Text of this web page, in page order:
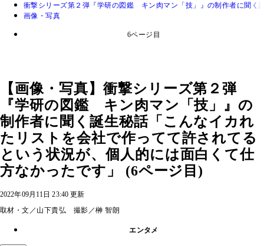
衝撃シリーズ第２弾『学研の図鑑 キン肉マン「技」』の制作者に聞く
画像・写真
6ページ目
【画像・写真】衝撃シリーズ第２弾
『学研の図鑑 キン肉マン「技」』の
制作者に聞く誕生秘話「こんなイカれ
たリストを会社で作ってて許されてる
という状況が、個人的には面白くて仕
方なかったです」 (6ページ目)
2022年09月11日 23:40 更新
取材・文／山下貴弘 撮影／榊 智朗
エンタメ